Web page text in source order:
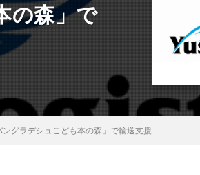
の森」で
ングラデシュこども本の森」で輸送支援